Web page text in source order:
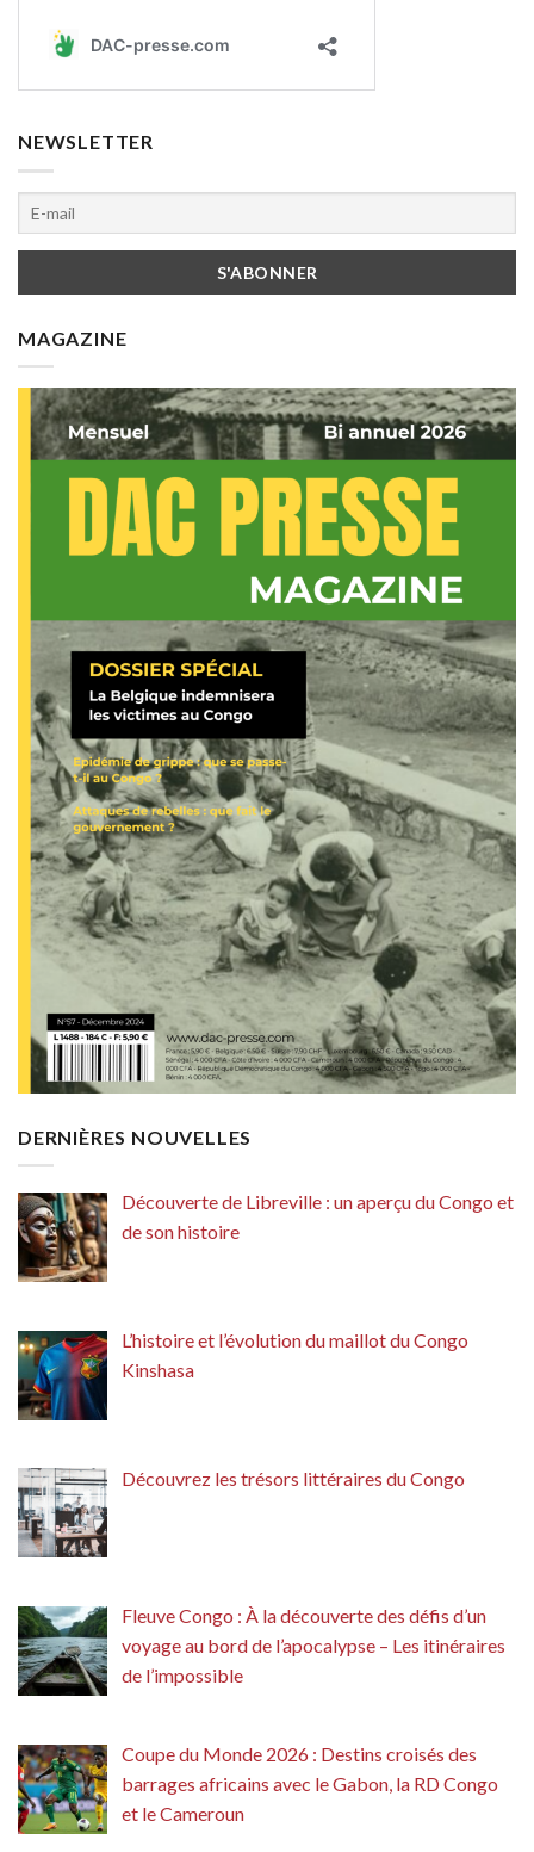
NEWSLETTER
MAGAZINE
DERNIÈRES NOUVELLES
Découverte de Libreville : un aperçu du Congo et
de son histoire
L’histoire et l’évolution du maillot du Congo
Kinshasa
Découvrez les trésors littéraires du Congo
Fleuve Congo : À la découverte des défis d’un
voyage au bord de l’apocalypse – Les itinéraires
de l’impossible
Coupe du Monde 2026 : Destins croisés des
barrages africains avec le Gabon, la RD Congo
et le Cameroun